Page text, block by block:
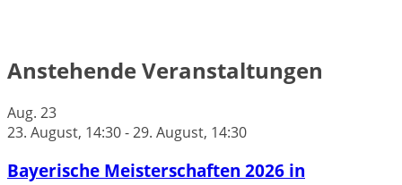
Anstehende Veranstaltungen
Aug. 23
23. August, 14:30-29. August, 14:30
Bayerische Meisterschaften 2026 in